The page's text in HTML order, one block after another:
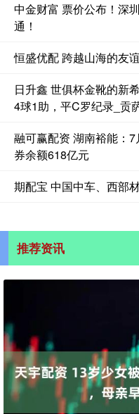
中金财富 票价公布！深
通！
恒盛优配 跨越山海的友
日升鑫 世俱杯金靴的新
4球1助，平C罗纪录_贡
融可赢配资 湖南裕能：
券余额618亿元
期配宝 中国中车、西部
推荐资讯